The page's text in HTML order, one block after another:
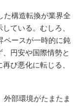
構造転換が業界全
ている。むしろ、
ペースが一時的に鈍
円安や国際情勢と
び悪化に転じる、
外部環境がたまたま